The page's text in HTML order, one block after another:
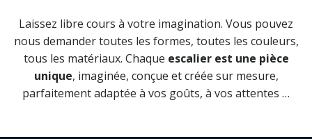
Laissez libre cours à votre imagination. Vous pouvez
nous demander toutes les formes, toutes les couleurs,
tous les matériaux. Chaque escalier est une pièce
unique, imaginée, conçue et créée sur mesure,
parfaitement adaptée à vos goûts, à vos attentes …